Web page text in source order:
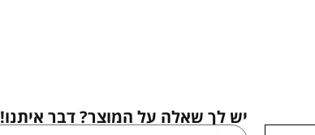
יש לך שאלה על המוצר? דבר איתנו!